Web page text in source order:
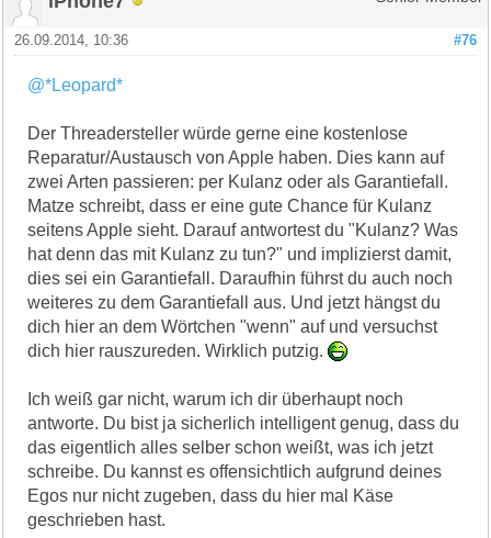
#76
26.09.2014, 10:36
@*Leopard*
Der Threadersteller würde gerne eine kostenlose
Reparatur/Austausch von Apple haben. Dies kann auf
zwei Arten passieren: per Kulanz oder als Garantiefall.
Matze schreibt, dass er eine gute Chance für Kulanz
seitens Apple sieht. Darauf antwortest du "Kulanz? Was
hat denn das mit Kulanz zu tun?" und implizierst damit,
dies sei ein Garantiefall. Daraufhin führst du auch noch
weiteres zu dem Garantiefall aus. Und jetzt hängst du
dich hier an dem Wörtchen "wenn" auf und versuchst
dich hier rauszureden. Wirklich putzig.
Ich weiß gar nicht, warum ich dir überhaupt noch
antworte. Du bist ja sicherlich intelligent genug, dass du
das eigentlich alles selber schon weißt, was ich jetzt
schreibe. Du kannst es offensichtlich aufgrund deines
Egos nur nicht zugeben, dass du hier mal Käse
geschrieben hast.